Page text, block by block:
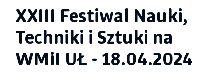
XXIII Festiwal Nauki,
Techniki i Sztuki na
WMiI UŁ - 18.04.2024